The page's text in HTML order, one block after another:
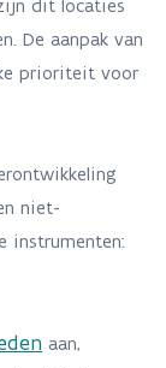
dit locaties
De aanpak van
prioriteit voor
niet-
instrumenten:
aan,